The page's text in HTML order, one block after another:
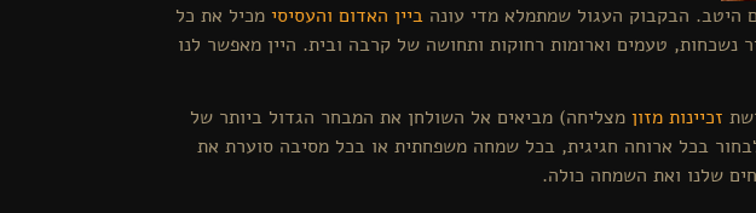
היטב. הבקבוק העגול שמתמלא מדי עונהביין האדום והעסיסי מכיל את כל
נשכחות, טעמים וארומות רחוקות ותחושה של קרבה ובית. היין מאפשר לנו
זכיינות מזון מצליחה) מביאים אל השולחן את המבחר הגדול ביותר של
בכל ארוחה חגיגית, בכל שמחה משפחתית או בכל מסיבה סוערת את
שלנו ואת השמחה כולה.